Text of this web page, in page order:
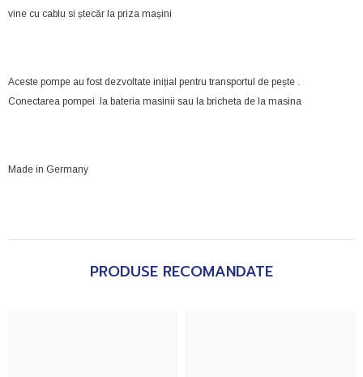
vine cu cablu si ștecăr la priza mașini
Aceste pompe au fost dezvoltate inițial pentru transportul de pește .
Conectarea pompei la bateria masinii sau la bricheta de la masina
Made in Germany
PRODUSE RECOMANDATE